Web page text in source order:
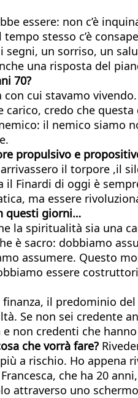
essere: non c’è
stesso c’è
un sorriso, un
una risposta del
70?
cui stavamo
credo che
il nemico siamo
propulsivo e
il torpore ,il
Finardi di oggi è
ma essere
questi giorni…
la spiritualità sia una
è sacro: dobbiamo
assumere. Questo
essere
il predominio
Se non sei credente
non credenti che
che vorrà fare?
a rischio. Ho appena
che ha 20
attraverso uno